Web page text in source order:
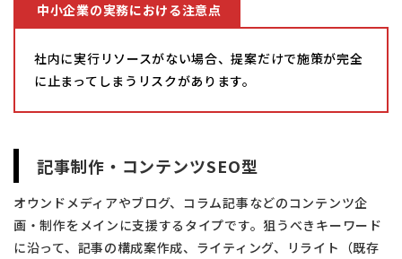
中小企業の実務における注意点
社内に実行リソースがない場合、提案だけで施策が完全
に止まってしまうリスクがあります。
記事制作・コンテンツSEO型
オウンドメディアやブログ、コラム記事などのコンテンツ企
画・制作をメインに支援するタイプです。狙うべきキーワード
に沿って、記事の構成案作成、ライティング、リライト（既存